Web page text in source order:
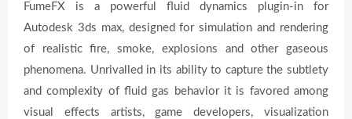
FumeFX is a powerful fluid dynamics plugin-in for
Autodesk 3ds max, designed for simulation and rendering
of realistic fire, smoke, explosions and other gaseous
phenomena. Unrivalled in its ability to capture the subtlety
and complexity of fluid gas behavior it is favored among
visual effects artists, game developers, visualization